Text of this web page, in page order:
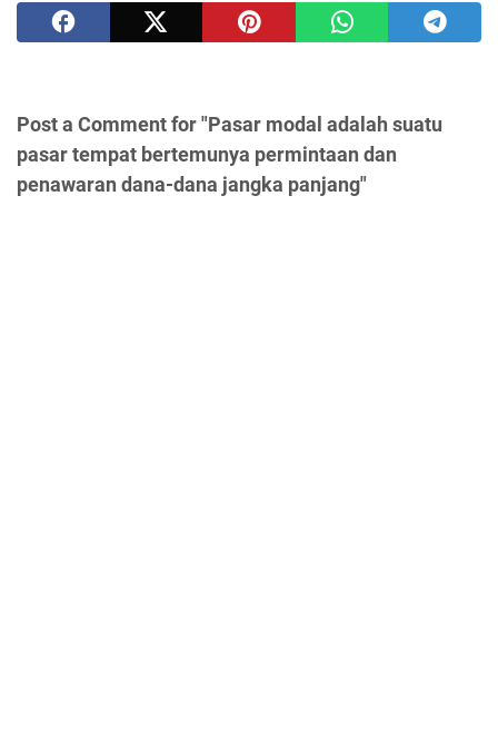
Post a Comment for "Pasar modal adalah suatu
pasar tempat bertemunya permintaan dan
penawaran dana-dana jangka panjang"